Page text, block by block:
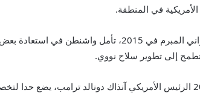
في المنطقة.
وبعد أن فشلت في إحياء الاتفاق النووي
إلى تطوير سلاح نووي.
الرئيس الأمريكي آنذاك دونالد ترامب، يضع حدا